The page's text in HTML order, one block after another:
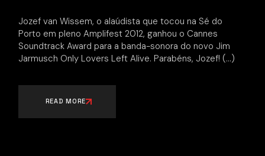
Jozef van Wissem, o alaúdista que tocou na Sé do
Porto em pleno Amplifest 2012, ganhou o Cannes
Soundtrack Award para a banda-sonora do novo Jim
Jarmusch Only Lovers Left Alive. Parabéns, Jozef!
READ MORE